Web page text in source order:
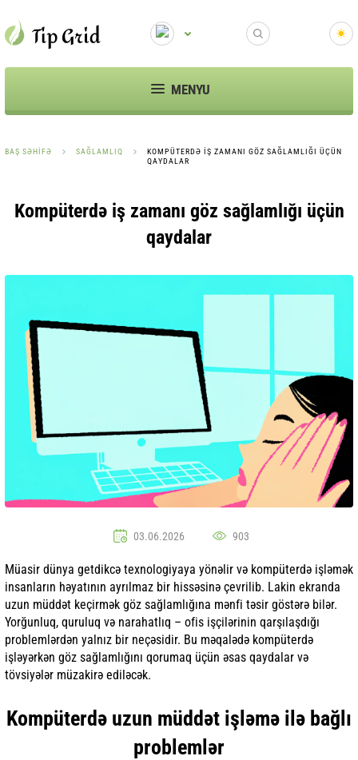
MENYU
BAŞ SƏHIFƏ SAĞLAMLIQ
KOMPÜTERDƏ IŞ ZAMANI GÖZ SAĞLAMLIĞI ÜÇÜN
QAYDALAR
Kompüterdə iş zamanı göz sağlamlığı üçün
qaydalar
03.06.2026 903
Müasir dünya getdikcə texnologiyaya yönəlir və kompüterdə işləmək
insanların həyatının ayrılmaz bir hissəsinə çevrilib. Lakin ekranda
uzun müddət keçirmək göz sağlamlığına mənfi təsir göstərə bilər.
Yorğunluq, quruluq və narahatlıq – ofis işçilərinin qarşılaşdığı
problemlərdən yalnız bir neçəsidir. Bu məqalədə kompüterdə
işləyərkən göz sağlamlığını qorumaq üçün əsas qaydalar və
tövsiyələr müzakirə ediləcək.
Kompüterdə uzun müddət işləmə ilə bağlı
problemlər